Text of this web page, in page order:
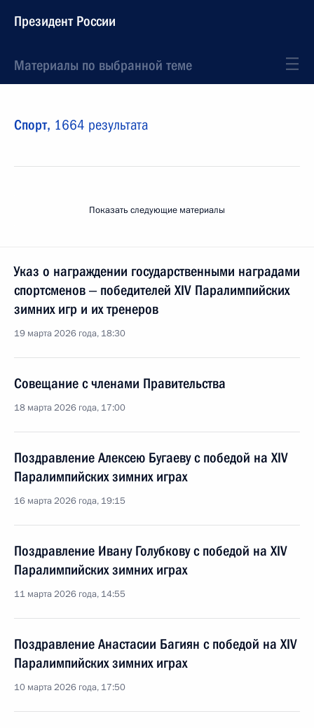
Президент России
Материалы по выбранной теме
Спорт, 1664 результата
Показать следующие материалы
Указ о награждении государственными наградами
спортсменов ‒ победителей XIV Паралимпийских
зимних игр и их тренеров
19 марта 2026 года, 18:30
Совещание с членами Правительства
18 марта 2026 года, 17:00
Поздравление Алексею Бугаеву с победой на XIV
Паралимпийских зимних играх
16 марта 2026 года, 19:15
Поздравление Ивану Голубкову с победой на XIV
Паралимпийских зимних играх
11 марта 2026 года, 14:55
Поздравление Анастасии Багиян с победой на XIV
Паралимпийских зимних играх
10 марта 2026 года, 17:50